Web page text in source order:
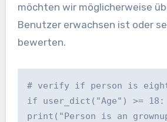
möchten wir möglicherweise
Benutzer erwachsen ist oder
bewerten.
# verify if person is
if user_dict("Age") >= 18:
print("Person is an